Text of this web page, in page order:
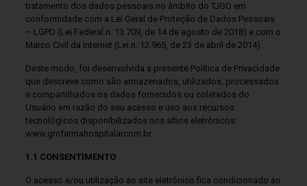
tratamento dos dados pessoais no âmbito do TJGO em
conformidade com a Lei Geral de Proteção de Dados Pessoais
– LGPD (Lei Federal n. 13.709, de 14 de agosto de 2018) e com o
Marco Civil da Internet (Lei n. 12.965, de 23 de abril de 2014).
Deste modo, foi desenvolvida a presente Política de Privacidade
que descreve como são armazenados, utilizados, processados
e compartilhados os dados fornecidos ou coletados do
Usuário em razão do seu acesso e uso aos recursos
tecnológicos disponibilizados nos sítios eletrônicos:
www.gmfarmahospitalarcom.br.
1.1 CONSENTIMENTO
O acesso e/ou utilização ao site eletrônico fica condicionado ao